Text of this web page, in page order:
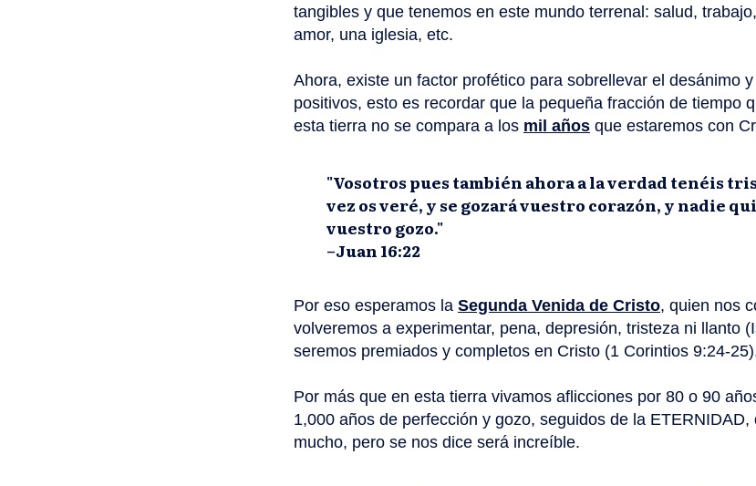
tangibles y que tenemos en este mundo terrenal: salud,
amor, una iglesia, etc.
Ahora, existe un factor profético para sobrellevar el desánimo
positivos, esto es recordar que la pequeña fracción de tiempo
esta tierra no se compara a los mil años que estaremos con
"Vosotros pues también ahora a la verdad tenéis
vez os veré, y se gozará vuestro corazón, y nadie
vuestro gozo."
–Juan 16:22
Por eso esperamos la Segunda Venida de Cristo, quien nos
volveremos a experimentar, pena, depresión, tristeza ni llanto
seremos premiados y completos en Cristo (1 Corintios 9:24-
Por más que en esta tierra vivamos aflicciones por 80 o 90
1,000 años de perfección y gozo, seguidos de la
mucho, pero se nos dice será increíble.